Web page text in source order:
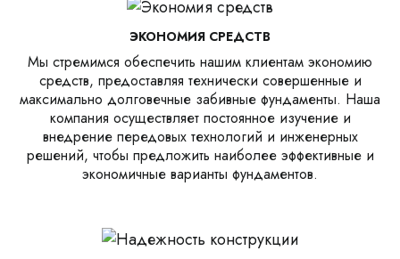
ЭКОНОМИЯ СРЕДСТВ
Мы стремимся обеспечить нашим клиентам экономию
средств, предоставляя технически совершенные и
максимально долговечные забивные фундаменты. Наша
компания осуществляет постоянное изучение и
внедрение передовых технологий и инженерных
решений, чтобы предложить наиболее эффективные и
экономичные варианты фундаментов.